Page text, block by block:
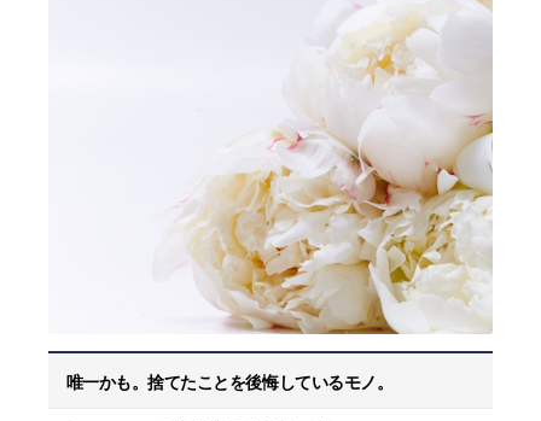
唯一かも。捨てたことを後悔しているモノ。